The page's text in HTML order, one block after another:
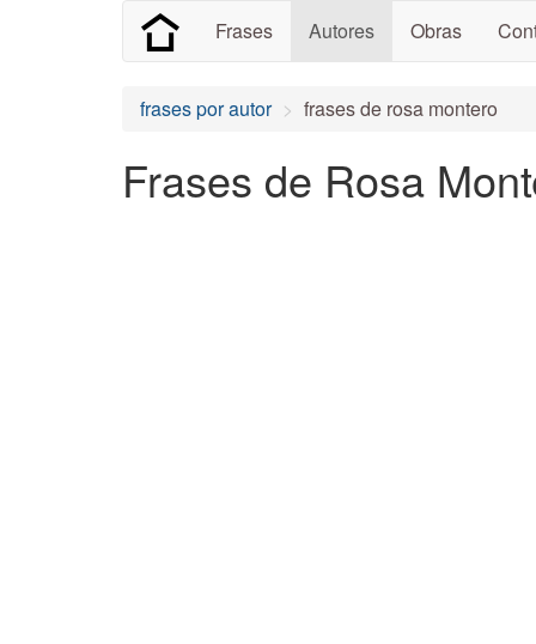
Frases Autores Obras
frases por autor frases de rosa montero
Frases de Rosa